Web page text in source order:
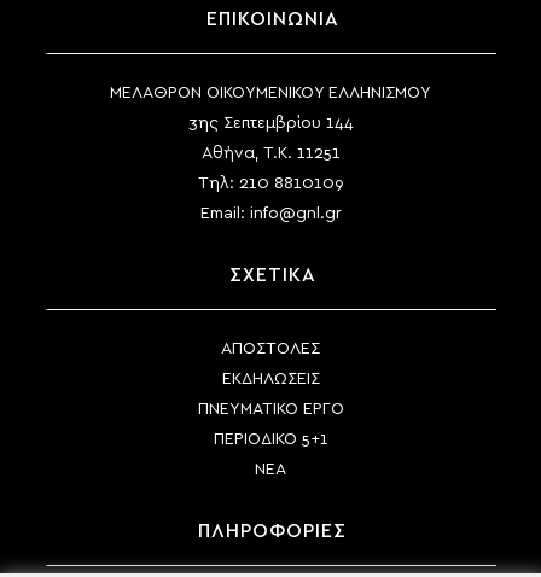
ΕΠΙΚΟΙΝΩΝΙΑ
ΜΕΛΑΘΡΟΝ ΟΙΚΟΥΜΕΝΙΚΟΥ ΕΛΛΗΝΙΣΜΟΥ
3ης Σεπτεμβρίου 144
Αθήνα, Τ.Κ. 11251
Τηλ: 210 8810109
Email: info@gnl.gr
ΣΧΕΤΙΚΑ
ΑΠΟΣΤΟΛΕΣ
ΕΚΔΗΛΩΣΕΙΣ
ΠΝΕΥΜΑΤΙΚΟ ΕΡΓΟ
ΠΕΡΙΟΔΙΚΟ 5+1
ΝΕΑ
ΠΛΗΡΟΦΟΡΙΕΣ